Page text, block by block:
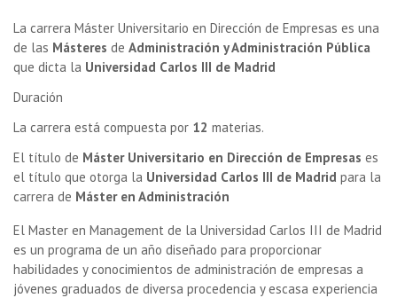
La carrera Máster Universitario en Dirección de Empresas es una
de las Másteres de Administración y Administración Pública
que dicta la Universidad Carlos III de Madrid
Duración
La carrera está compuesta por 12 materias.
El título de Máster Universitario en Dirección de Empresas es
el título que otorga la Universidad Carlos III de Madrid para la
carrera de Máster en Administración
El Master en Management de la Universidad Carlos III de Madrid
es un programa de un año diseñado para proporcionar
habilidades y conocimientos de administración de empresas a
jóvenes graduados de diversa procedencia y escasa experiencia